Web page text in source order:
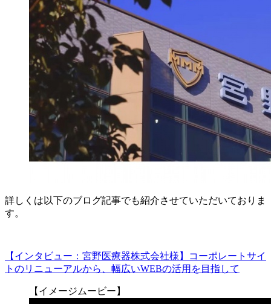
詳しくは以下のブログ記事でも紹介させていただいておりま
す。
【インタビュー：宮野医療器株式会社様】コーポレートサイ
トのリニューアルから、幅広いWEBの活用を目指して
【イメージムービー】